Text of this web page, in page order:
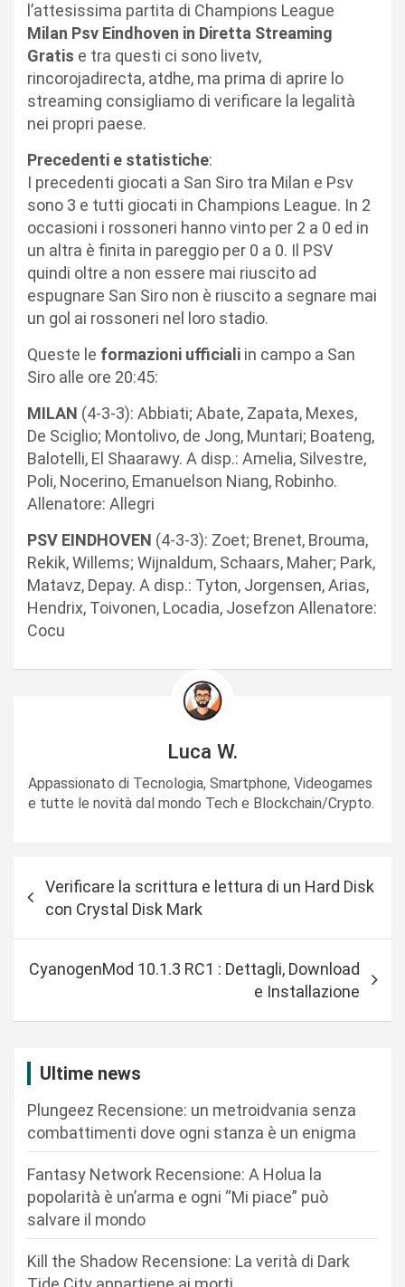
l’attesissima partita di Champions League
Milan Psv Eindhoven in Diretta Streaming
Gratis e tra questi ci sono livetv,
rincorojadirecta, atdhe, ma prima di aprire lo
streaming consigliamo di verificare la legalità
nei propri paese.
Precedenti e statistiche:
I precedenti giocati a San Siro tra Milan e Psv
sono 3 e tutti giocati in Champions League. In 2
occasioni i rossoneri hanno vinto per 2 a 0 ed in
un altra è finita in pareggio per 0 a 0. Il PSV
quindi oltre a non essere mai riuscito ad
espugnare San Siro non è riuscito a segnare mai
un gol ai rossoneri nel loro stadio.
Queste le formazioni ufficiali in campo a San
Siro alle ore 20:45:
MILAN (4-3-3): Abbiati; Abate, Zapata, Mexes,
De Sciglio; Montolivo, de Jong, Muntari; Boateng,
Balotelli, El Shaarawy. A disp.: Amelia, Silvestre,
Poli, Nocerino, Emanuelson Niang, Robinho.
Allenatore: Allegri
PSV EINDHOVEN (4-3-3): Zoet; Brenet, Brouma,
Rekik, Willems; Wijnaldum, Schaars, Maher; Park,
Matavz, Depay. A disp.: Tyton, Jorgensen, Arias,
Hendrix, Toivonen, Locadia, Josefzon Allenatore:
Cocu
Luca W.
Appassionato di Tecnologia, Smartphone, Videogames
e tutte le novità dal mondo Tech e Blockchain/Crypto.
a
Verificare la scrittura e lettura di un Hard Disk
con Crystal Disk Mark
CyanogenMod 10.1.3 RC1 : Dettagli, Download
e Installazione
Ultime news
Plungeez Recensione: un metroidvania senza
combattimenti dove ogni stanza è un enigma
Fantasy Network Recensione: A Holua la
popolarità è un’arma e ogni “Mi piace” può
salvare il mondo
Kill the Shadow Recensione: La verità di Dark